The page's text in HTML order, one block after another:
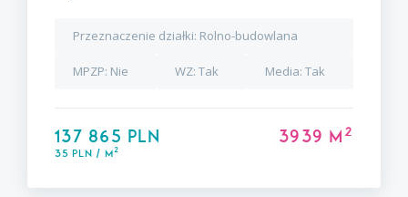
Przeznaczenie działki: Rolno-budowlana
MPZP: Nie WZ: Tak Media: Tak
137 865 PLN
35 PLN / m2
3939 m 2